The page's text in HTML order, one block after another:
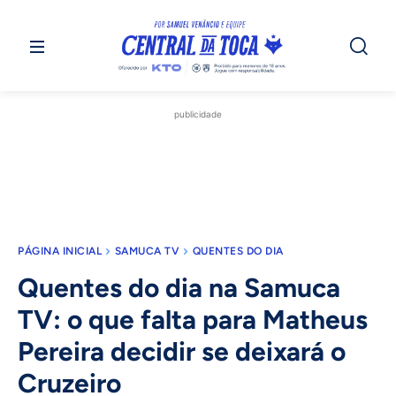
publicidade
PÁGINA INICIAL SAMUCA TV QUENTES DO DIA
Quentes do dia na Samuca
TV: o que falta para Matheus
Pereira decidir se deixará o
Cruzeiro